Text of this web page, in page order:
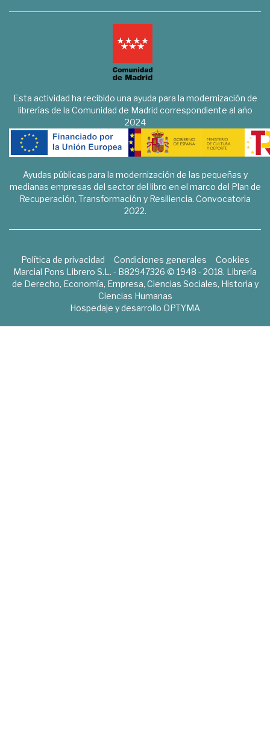
Esta actividad ha recibido una ayuda para la modernización de
librerías de la Comunidad de Madrid correspondiente al año
2024
Ayudas públicas para la modernización de las pequeñas y
medianas empresas del sector del libro en el marco del Plan de
Recuperación, Transformación y Resiliencia. Convocatoria
2022.
Política de privacidad Condiciones generales
Cookies
Marcial Pons Librero S.L. - B82947326 © 1948 - 2018. Librería
de Derecho, Economía, Empresa, Ciencias Sociales, Historia y
Ciencias Humanas
Hospedaje y desarrollo OPTYMA